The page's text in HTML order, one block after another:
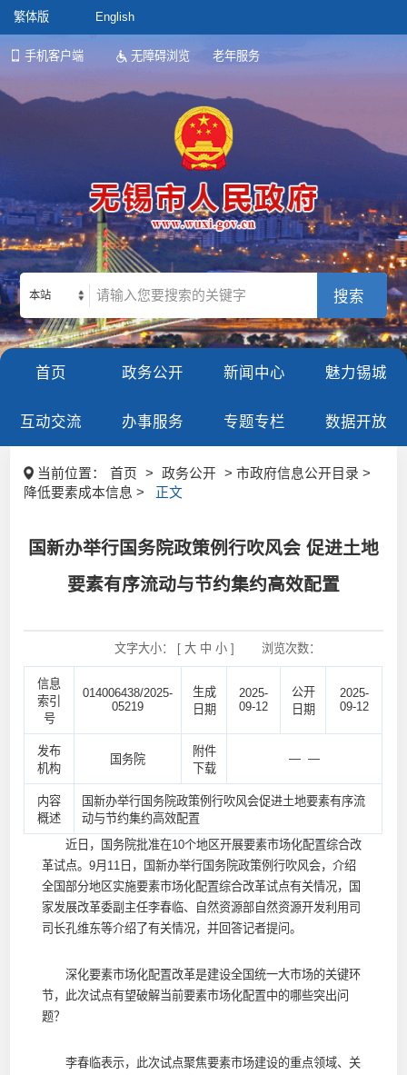
繁体版 English
手机客户端 无障碍浏览 老年服务
本站
首页 政务公开 新闻中心 魅力锡城
互动交流 办事服务 专题专栏 数据开放
当前位置： 首页 > 政务公开
> 市政府信息公开目录 >
降低要素成本信息 >
正文
国新办举行国务院政策例行吹风会 促进土地
要素有序流动与节约集约高效配置
文字大小： [ 大 中 小] 浏览次数：
信息
索引
号
014006438/2025-
05219
生成
日期
2025-
09-12
公开
日期
2025-
09-12
发布
机构
国务院
附件
下载
— —
内容
概述
国新办举行国务院政策例行吹风会促进土地要素有序流
动与节约集约高效配置
近日，国务院批准在10个地区开展要素市场化配置综合改
革试点。9月11日，国新办举行国务院政策例行吹风会，介绍
全国部分地区实施要素市场化配置综合改革试点有关情况，国
家发展改革委副主任李春临、自然资源部自然资源开发利用司
司长孔维东等介绍了有关情况，并回答记者提问。
深化要素市场化配置改革是建设全国统一大市场的关键环
节，此次试点有望破解当前要素市场化配置中的哪些突出问
题？
李春临表示，此次试点聚焦要素市场建设的重点领域、关